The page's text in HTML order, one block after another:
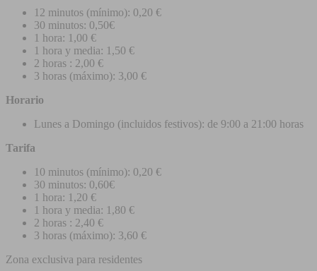
12 minutos (mínimo): 0,20 €
30 minutos: 0,50€
1 hora: 1,00 €
1 hora y media: 1,50 €
2 horas : 2,00 €
3 horas (máximo): 3,00 €
Horario
Lunes a Domingo (incluidos festivos): de 9:00 a 21:00 horas
Tarifa
10 minutos (mínimo): 0,20 €
30 minutos: 0,60€
1 hora: 1,20 €
1 hora y media: 1,80 €
2 horas : 2,40 €
3 horas (máximo): 3,60 €
Zona exclusiva para residentes